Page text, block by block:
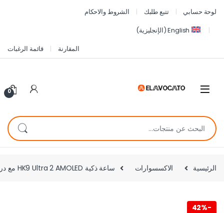
لوحة حسابي تتبع طلبك
الشروط والاحكام
English
(الإنجليزية)
المقارنة
قائمة الرغبات
0
الرئيسية الاكسسوارات ساعة ذكية HK9 Ultra 2 AMOLED مع دردشة GBT وواجهة ساعة AI لهواتف iPhone وAndroid – برتقالي
-
42%